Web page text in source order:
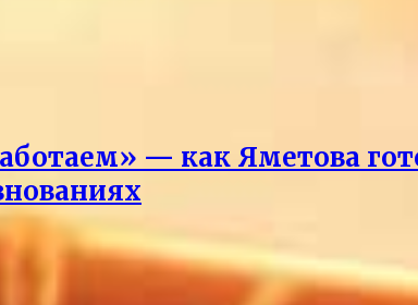
— как Яметова